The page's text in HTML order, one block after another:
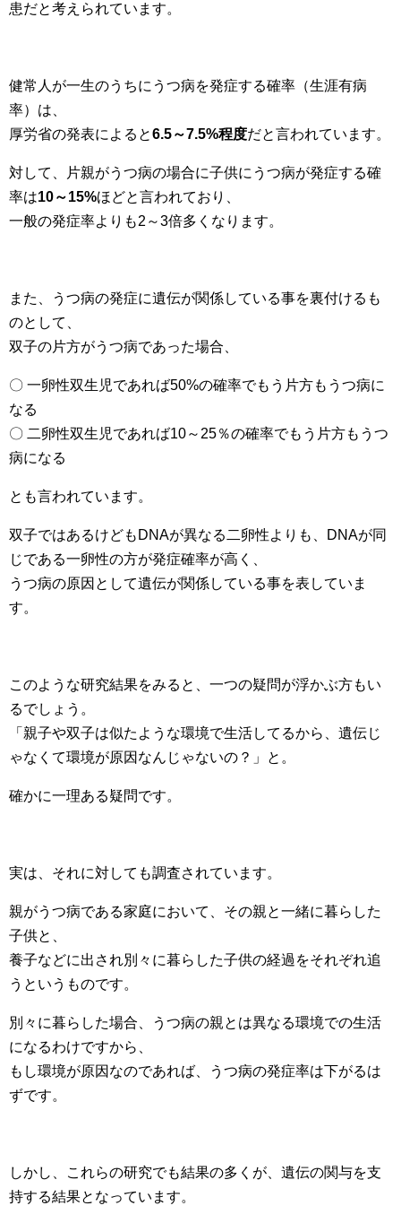
患だと考えられています。
健常人が一生のうちにうつ病を発症する確率（生涯有病
率）は、
厚労省の発表によると6.5～7.5%程度だと言われています。
対して、片親がうつ病の場合に子供にうつ病が発症する確
率は10～15%ほどと言われており、
一般の発症率よりも2～3倍多くなります。
また、うつ病の発症に遺伝が関係している事を裏付けるも
のとして、
双子の片方がうつ病であった場合、
〇 一卵性双生児であれば50%の確率でもう片方もうつ病に
なる
〇 二卵性双生児であれば10～25％の確率でもう片方もうつ
病になる
とも言われています。
双子ではあるけどもDNAが異なる二卵性よりも、DNAが同
じである一卵性の方が発症確率が高く、
うつ病の原因として遺伝が関係している事を表していま
す。
このような研究結果をみると、一つの疑問が浮かぶ方もい
るでしょう。
「親子や双子は似たような環境で生活してるから、遺伝じ
ゃなくて環境が原因なんじゃないの？」と。
確かに一理ある疑問です。
実は、それに対しても調査されています。
親がうつ病である家庭において、その親と一緒に暮らした
子供と、
養子などに出され別々に暮らした子供の経過をそれぞれ追
うというものです。
別々に暮らした場合、うつ病の親とは異なる環境での生活
になるわけですから、
もし環境が原因なのであれば、うつ病の発症率は下がるは
ずです。
しかし、これらの研究でも結果の多くが、遺伝の関与を支
持する結果となっています。